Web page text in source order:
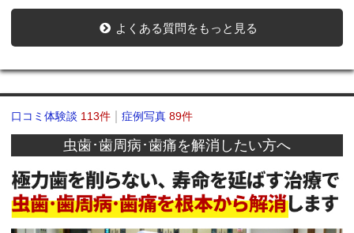
よくある質問をもっと見る
口コミ体験談 113件 症例写真89件
虫歯･歯周病･歯痛を解消したい方へ